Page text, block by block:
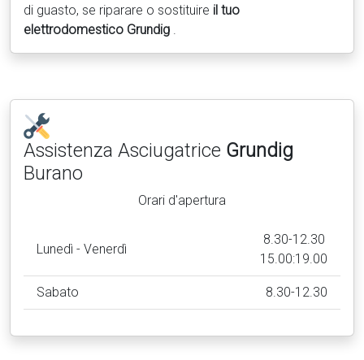
di guasto, se riparare o sostituire il tuo
elettrodomestico Grundig .
Assistenza Asciugatrice Grundig
Burano
Orari d'apertura
Lunedì - Venerdì
8.30-12.30
15.00:19.00
Sabato 8.30-12.30